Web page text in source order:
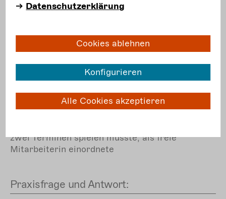
eine Informationsschrift
Hinweise zu einem
Urteildes
Selbstständigkeit eines nicht in den Betrieb
eingebundenen Darstellers an einem Theater
bestätigt
zwei Terminen spielen musste, als freie
Mitarbeiterin einordnete
Praxisfrage und Antwort:
Datenschutzerklärung
Cookies ablehnen
Konfigurieren
Alle Cookies akzeptieren